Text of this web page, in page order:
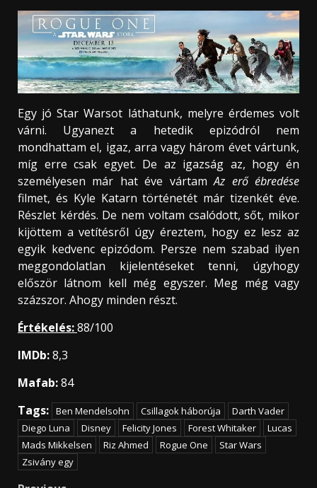
Egy jó Star Warsot láthatunk, melyre érdemes volt
várni. Ugyanezt a hetedik epizódról nem
mondhattam el, igaz, arra vagy három évet vártunk,
míg erre csak egyet. De az igazság az, hogy én
személyesen már hat éve vártam Az erő ébredése
filmet, és Kyle Katarn történetét már tizenkét éve.
Részlet kérdés. De nem voltam csalódott, sőt, mikor
kijöttem a vetítésről úgy éreztem, hogy ez lesz az
egyik kedvenc epizódom. Persze nem szabad ilyen
meggondolatlan kijelentéseket tenni, úgyhogy
először látnom kell még egyszer. Meg még vagy
százszor. Ahogy minden részt.
Értékelés:88/100
IMDb:8,3
Mafab:84
Tags: Ben Mendelsohn Csillagok háborúja
Darth Vader
Diego Luna
Disney Felicity Jones Forest Whitaker
Lucas
Mads Mikkelsen
Riz Ahmed Rogue One
Star Wars
Zsivány egy